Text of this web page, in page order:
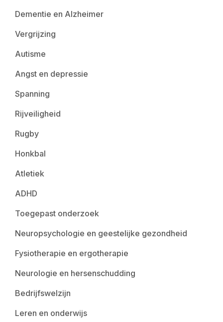
Dementie en Alzheimer
Vergrijzing
Autisme
Angst en depressie
Spanning
Rijveiligheid
Rugby
Honkbal
Atletiek
ADHD
Toegepast onderzoek
Neuropsychologie en geestelijke gezondheid
Fysiotherapie en ergotherapie
Neurologie en hersenschudding
Bedrijfswelzijn
Leren en onderwijs